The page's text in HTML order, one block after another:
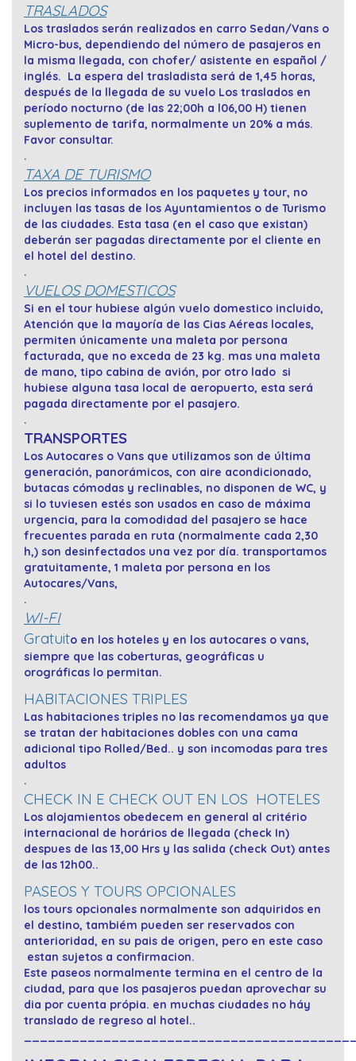
TRASLADOS
Los traslados serán realizados en carro Sedan/Vans o
Micro-bus, dependiendo del número de pasajeros en
la misma llegada, con chofer/ asistente en español /
inglés. La espera del trasladista será de 1,45 horas,
después de la llegada de su vuelo Los traslados en
período nocturno (de las 22;00h a l06,00 H) tienen
suplemento de tarifa, normalmente un 20% a más.
Favor consultar.
.
TAXA DE TURISMO
Los precios informados en los paquetes y tour, no
incluyen las tasas de los Ayuntamientos o de Turismo
de las ciudades. Esta tasa (en el caso que existan)
deberán ser pagadas directamente por el cliente en
el hotel del destino.
.
VUELOS DOMESTICOS
Si en el tour hubiese algún vuelo domestico incluido,
Atención que la mayoría de las Cias Aéreas locales,
permiten únicamente una maleta por persona
facturada, que no exceda de 23 kg. mas una maleta
de mano, tipo cabina de avión, por otro lado si
hubiese alguna tasa local de aeropuerto, esta será
pagada directamente por el pasajero.
.
TRANSPORTES
Los Autocares o Vans que utilizamos son de última
generación, panorámicos, con aire acondicionado,
butacas cómodas y reclinables, no disponen de WC, y
si lo tuviesen estés son usados en caso de máxima
urgencia, para la comodidad del pasajero se hace
frecuentes parada en ruta (normalmente cada 2,30
h,) son desinfectados una vez por día. transportamos
gratuitamente, 1 maleta por persona en los
Autocares/Vans,
.
WI-FI
Gratuito en los hoteles y en los autocares o vans,
siempre que las coberturas, geográficas u
orográficas lo permitan.
HABITACIONES TRIPLES
Las habitaciones triples no las recomendamos ya que
se tratan der habitaciones dobles con una cama
adicional tipo Rolled/Bed.. y son incomodas para tres
adultos
.
CHECK IN E CHECK OUT EN LOS HOTELES
Los alojamientos obedecem en general al critério
internacional de horários de llegada (check In)
despues de las 13,00 Hrs y las salida (check Out) antes
de las 12h00..
PASEOS Y TOURS OPCIONALES
los tours opcionales normalmente son adquiridos en
el destino, tambiém pueden ser reservados con
anterioridad, en su pais de origen, pero en este caso
estan sujetos a confirmacion.
Este paseos normalmente termina en el centro de la
ciudad, para que los pasajeros puedan aprovechar su
dia por cuenta própia. en muchas ciudades no háy
translado de regreso al hotel..